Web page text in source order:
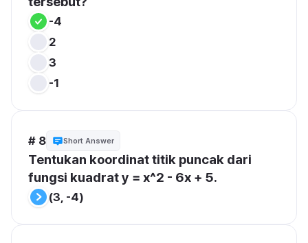
-4
2
3
-1
# 8 Short Answer
Tentukan koordinat titik puncak dari
fungsi kuadrat y = x^2 - 6x + 5.
(3, -4)